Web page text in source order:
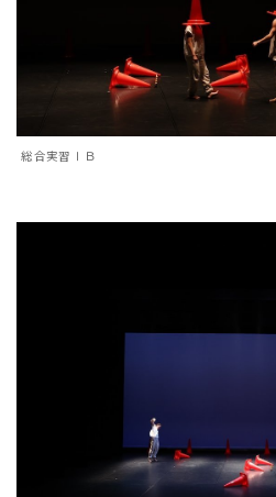
総合実習ⅠＢ